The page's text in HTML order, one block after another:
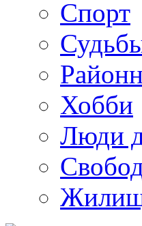
Спорт
Хобби
Люди